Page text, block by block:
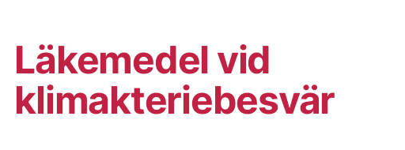
Läkemedel vid
klimakteriebesvär